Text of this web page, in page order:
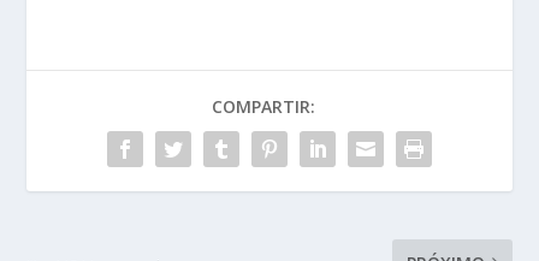
COMPARTIR: